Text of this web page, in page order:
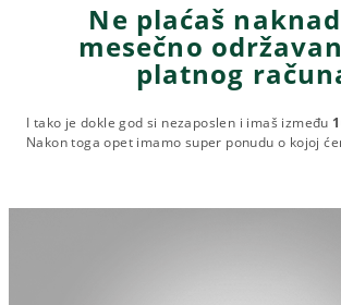
Ne plaćaš
mesečno
platnog
I tako je dokle god si nezaposlen i imaš između
Nakon toga opet imamo super ponudu o kojoj